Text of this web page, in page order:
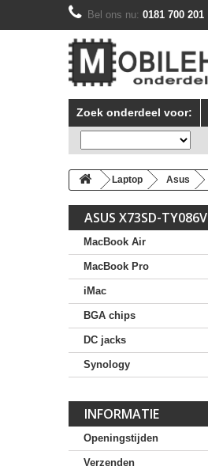
Bel ons nu: 0181 700 201
Zoek onderdeel voor:
Laptop Asus
ASUS X73SD-TY086V
MacBook Air
MacBook Pro
iMac
BGA chips
DC jacks
Synology
INFORMATIE
Openingstijden
Verzenden